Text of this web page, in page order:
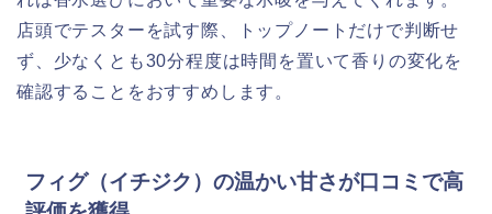
店頭でテスターを試す際、トップノートだけで判断せ
ず、少なくとも30分程度は時間を置いて香りの変化を
確認することをおすすめします。
フィグ（イチジク）の温かい甘さが口コミで高